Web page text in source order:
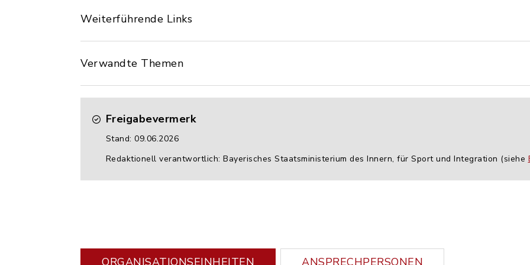
Weiterführende Links
Verwandte Themen
Freigabevermerk
Stand: 09.06.2026
Redaktionell verantwortlich: Bayerisches Staatsministerium des Innern, für Sport und Integration (siehe
ORGANISATIONS­EINHEITEN ANSPRECHPERSONEN